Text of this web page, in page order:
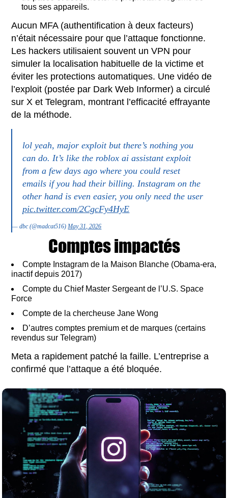
tous ses appareils.
Aucun MFA (authentification à deux facteurs)
n’était nécessaire pour que l’attaque fonctionne.
Les hackers utilisaient souvent un VPN pour
simuler la localisation habituelle de la victime et
éviter les protections automatiques. Une vidéo de
l’exploit (postée par Dark Web Informer) a circulé
sur X et Telegram, montrant l’efficacité effrayante
de la méthode.
lol yeah, major exploit but there’s nothing you
can do. It’s like the roblox ai assistant exploit
from a few days ago where you could reset
emails if you had their billing. Instagram on the
other hand is even easier, you only need the user
pic.twitter.com/2CgcFy4HyE
— dbc (@madcat516) May 31, 2026
Comptes impactés
Compte Instagram de la Maison Blanche (Obama-era,
inactif depuis 2017)
Compte du Chief Master Sergeant de l’U.S. Space
Force
Compte de la chercheuse Jane Wong
D’autres comptes premium et de marques (certains
revendus sur Telegram)
Meta a rapidement patché la faille. L’entreprise a
confirmé que l’attaque a été bloquée.